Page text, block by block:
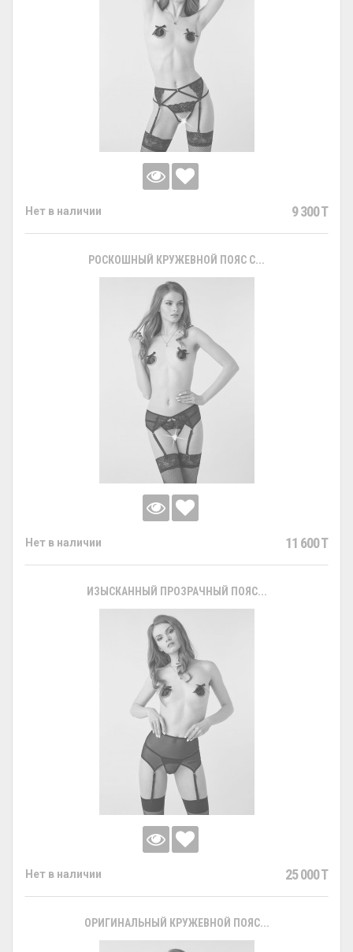
Нет в наличии 9 300 T
РОСКОШНЫЙ КРУЖЕВНОЙ ПОЯС С...
Нет в наличии 11 600 T
ИЗЫСКАННЫЙ ПРОЗРАЧНЫЙ ПОЯС...
Нет в наличии 25 000 T
ОРИГИНАЛЬНЫЙ КРУЖЕВНОЙ ПОЯС...